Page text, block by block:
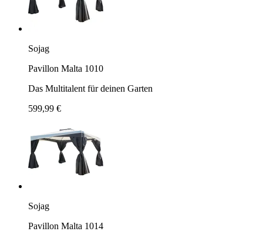
Sojag
Pavillon Malta 1010
Das Multitalent für deinen Garten
599,99 €
Sojag
Pavillon Malta 1014